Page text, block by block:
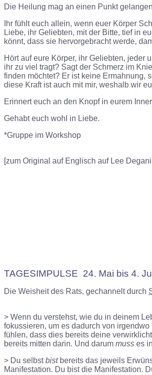
Die Heilung mag an einen Punkt
Ihr fühlt euch allein, wenn euer Körper
Liebe, ihr Geliebten, mit der Bitte, tief in
könnt, dass sie hervorgebracht werde,
Hört auf eure Körper, ihr Geliebten, jeder
ihr zu viel tragt? Sagt der Schmerz im
finden möchtet? Er ist keine Ermahnung,
diese Kraft ist auch mit mir, weshalb wir
Erinnert euch an den Knopf in eurem
Gehabt euch wohl in Liebe.
*Gruppe im Workshop
[zum Original auf Englisch auf Lee
TAGESIMPULSE 24. Mai bis 4.
Die Weisheit des Rats, gechannelt durch
> Wenn du verstehst, wie du in deinem
fokussieren, um es dadurch von
fühlen, dass dies bereits deine
bereits mitten darin. Und darum muss es
> Du selbstbistbereits das jeweils
Manifestation. Du bist die Manifestation.